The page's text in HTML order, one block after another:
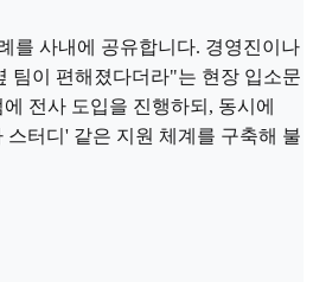
를 사내에 공유합니다. 경영진이나
팀이 편해졌다더라"는 현장 입소문
전사 도입을 진행하되, 동시에
스터디' 같은 지원 체계를 구축해 불